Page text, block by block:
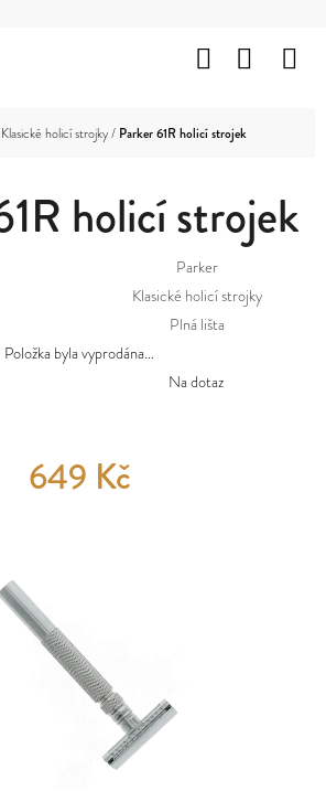
Hledat
Klasické holicí strojky/ Parker 61R holicí strojek
holicí strojek
Parker
Klasické holicí strojky
Plná lišta
Položka byla vyprodána…
Na dotaz
649 Kč